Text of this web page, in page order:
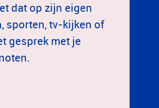
dat op zijn eigen
sporten, tv-kijken of
gesprek met je